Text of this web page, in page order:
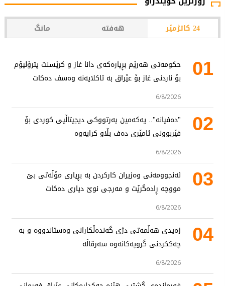
24 کاتژمێر هەفتە مانگ
01
حکومەتی هەرێم بڕیارەکەی دانا غاز و کرێسنت پترۆلیۆم
بۆ ناردنی غاز بۆ عێراق بە تاکلایەنە وەسف دەکات
6/8/2026
02
"دەفیانە".. یەکەمین پەرتووکی دیجیتاڵیی کوردی بۆ
فێربوونی ئامێری دەف بڵاو کرایەوە
6/8/2026
03
ئەنجوومەنی وەزیران کارکردن بە بڕیاری مۆڵەتی بێ
مووچە ڕادەگرێت و مەرجی نوێ دیاری دەکات
6/8/2026
04
زەیدی هەڵمەتی دژی گەندەڵکارانی وەستاندووە و بە
چەککردنی گروپەکانەوە سەرقاڵە
6/8/2026